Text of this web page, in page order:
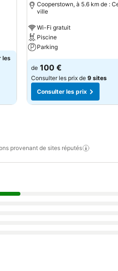
les
Cooperstown, à 5.6 km de :
ville
Wi-Fi gratuit
Piscine
Parking
de 100 €
Consulter les prix de 9 sites
Consulter les prix
provenant de sites réputés